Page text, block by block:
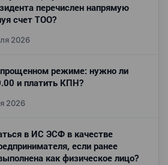
перечислен напрямую
счет ТОО?
2026
режиме: нужно ли
и платить КПН?
2026
в ИС ЭСФ в качестве
если ранее
как физическое лицо?